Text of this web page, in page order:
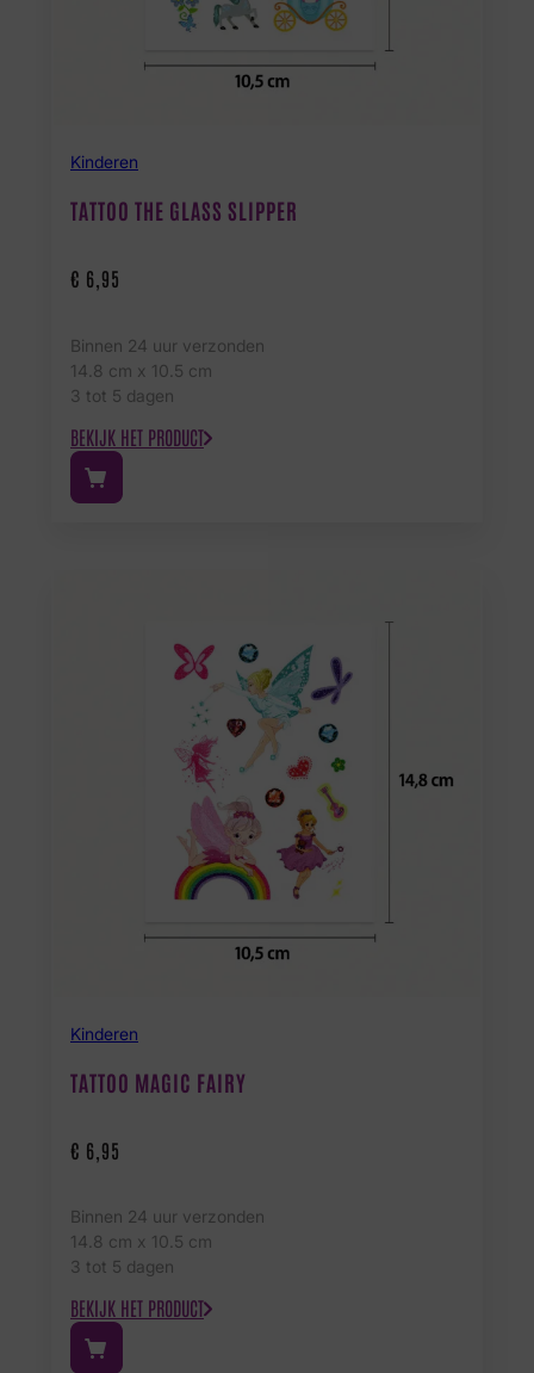
Kinderen
TATTOO THE GLASS SLIPPER
€ 6,95
Binnen 24 uur verzonden
14.8 cm x 10.5 cm
3 tot 5 dagen
BEKIJK HET PRODUCT
Kinderen
TATTOO MAGIC FAIRY
€ 6,95
Binnen 24 uur verzonden
14.8 cm x 10.5 cm
3 tot 5 dagen
BEKIJK HET PRODUCT